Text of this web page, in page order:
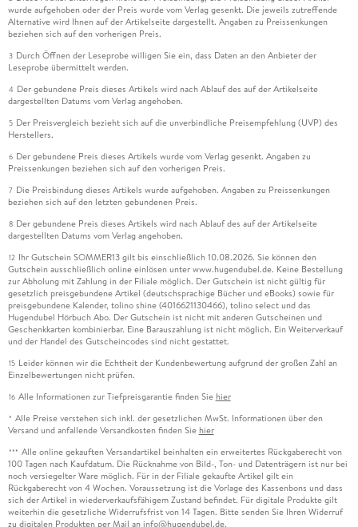
wurde aufgehoben oder der Preis wurde vom Verlag gesenkt. Die jeweils zutreffende
Alternative wird Ihnen auf der Artikelseite dargestellt. Angaben zu Preissenkungen
beziehen sich auf den vorherigen Preis.
3 Durch Öffnen der Leseprobe willigen Sie ein, dass Daten an den Anbieter der
Leseprobe übermittelt werden.
4 Der gebundene Preis dieses Artikels wird nach Ablauf des auf der Artikelseite
dargestellten Datums vom Verlag angehoben.
5 Der Preisvergleich bezieht sich auf die unverbindliche Preisempfehlung (UVP) des
Herstellers.
6 Der gebundene Preis dieses Artikels wurde vom Verlag gesenkt. Angaben zu
Preissenkungen beziehen sich auf den vorherigen Preis.
7 Die Preisbindung dieses Artikels wurde aufgehoben. Angaben zu Preissenkungen
beziehen sich auf den letzten gebundenen Preis.
8 Der gebundene Preis dieses Artikels wird nach Ablauf des auf der Artikelseite
dargestellten Datums vom Verlag angehoben.
12 Ihr Gutschein SOMMER13 gilt bis einschließlich 10.08.2026. Sie können den
Gutschein ausschließlich online einlösen unter www.hugendubel.de. Keine Bestellung
zur Abholung mit Zahlung in der Filiale möglich. Der Gutschein ist nicht gültig für
gesetzlich preisgebundene Artikel (deutschsprachige Bücher und eBooks) sowie für
preisgebundene Kalender, tolino shine (4016621130466), tolino select und das
Hugendubel Hörbuch Abo. Der Gutschein ist nicht mit anderen Gutscheinen und
Geschenkkarten kombinierbar. Eine Barauszahlung ist nicht möglich. Ein Weiterverkauf
und der Handel des Gutscheincodes sind nicht gestattet.
15 Leider können wir die Echtheit der Kundenbewertung aufgrund der großen Zahl an
Einzelbewertungen nicht prüfen.
16 Alle Informationen zur Tiefpreisgarantie finden Sie hier
* Alle Preise verstehen sich inkl. der gesetzlichen MwSt. Informationen über den
Versand und anfallende Versandkosten finden Sie hier
*** Alle online gekauften Versandartikel beinhalten ein erweitertes Rückgaberecht von
100 Tagen nach Kaufdatum. Die Rücknahme von Bild-, Ton- und Datenträgern ist nur bei
noch versiegelter Ware möglich. Für in der Filiale gekaufte Artikel gilt ein
Rückgaberecht von 4 Wochen. Voraussetzung ist die Vorlage des Kassenbons und dass
sich der Artikel in wiederverkaufsfähigem Zustand befindet. Für digitale Produkte gilt
weiterhin die gesetzliche Widerrufsfrist von 14 Tagen. Bitte senden Sie Ihren Widerruf
zu digitalen Produkten per Mail an info@hugendubel.de.